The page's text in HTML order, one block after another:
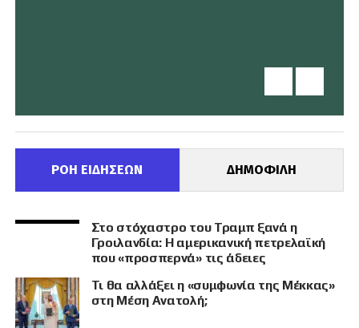
ΡΟΗ ΕΙΔΗΣΕΩΝ ΔΗΜΟΦΙΛΗ
Στο στόχαστρο του Τραμπ ξανά η
Γροιλανδία: Η αμερικανική πετρελαϊκή
που «προσπερνά» τις άδειες
Τι θα αλλάξει η «συμφωνία της Μέκκας»
στη Μέση Ανατολή;